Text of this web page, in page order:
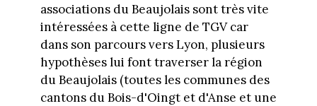
associations du Beaujolais sont très vite
intéressées à cette ligne de TGV car
dans son parcours vers Lyon, plusieurs
hypothèses lui font traverser la région
du Beaujolais (toutes les communes des
cantons du Bois-d'Oingt et d'Anse et une